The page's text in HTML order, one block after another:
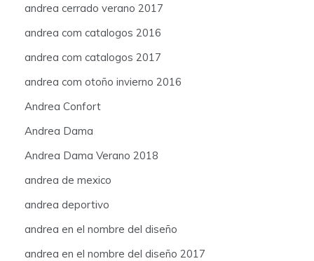
andrea cerrado verano 2017
andrea com catalogos 2016
andrea com catalogos 2017
andrea com otoño invierno 2016
Andrea Confort
Andrea Dama
Andrea Dama Verano 2018
andrea de mexico
andrea deportivo
andrea en el nombre del diseño
andrea en el nombre del diseño 2017